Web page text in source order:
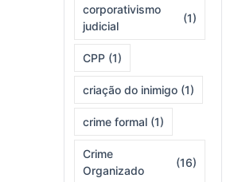
corporativismo
judicial
(1)
CPP (1)
criação do inimigo (1)
crime formal (1)
Crime
Organizado
(16)